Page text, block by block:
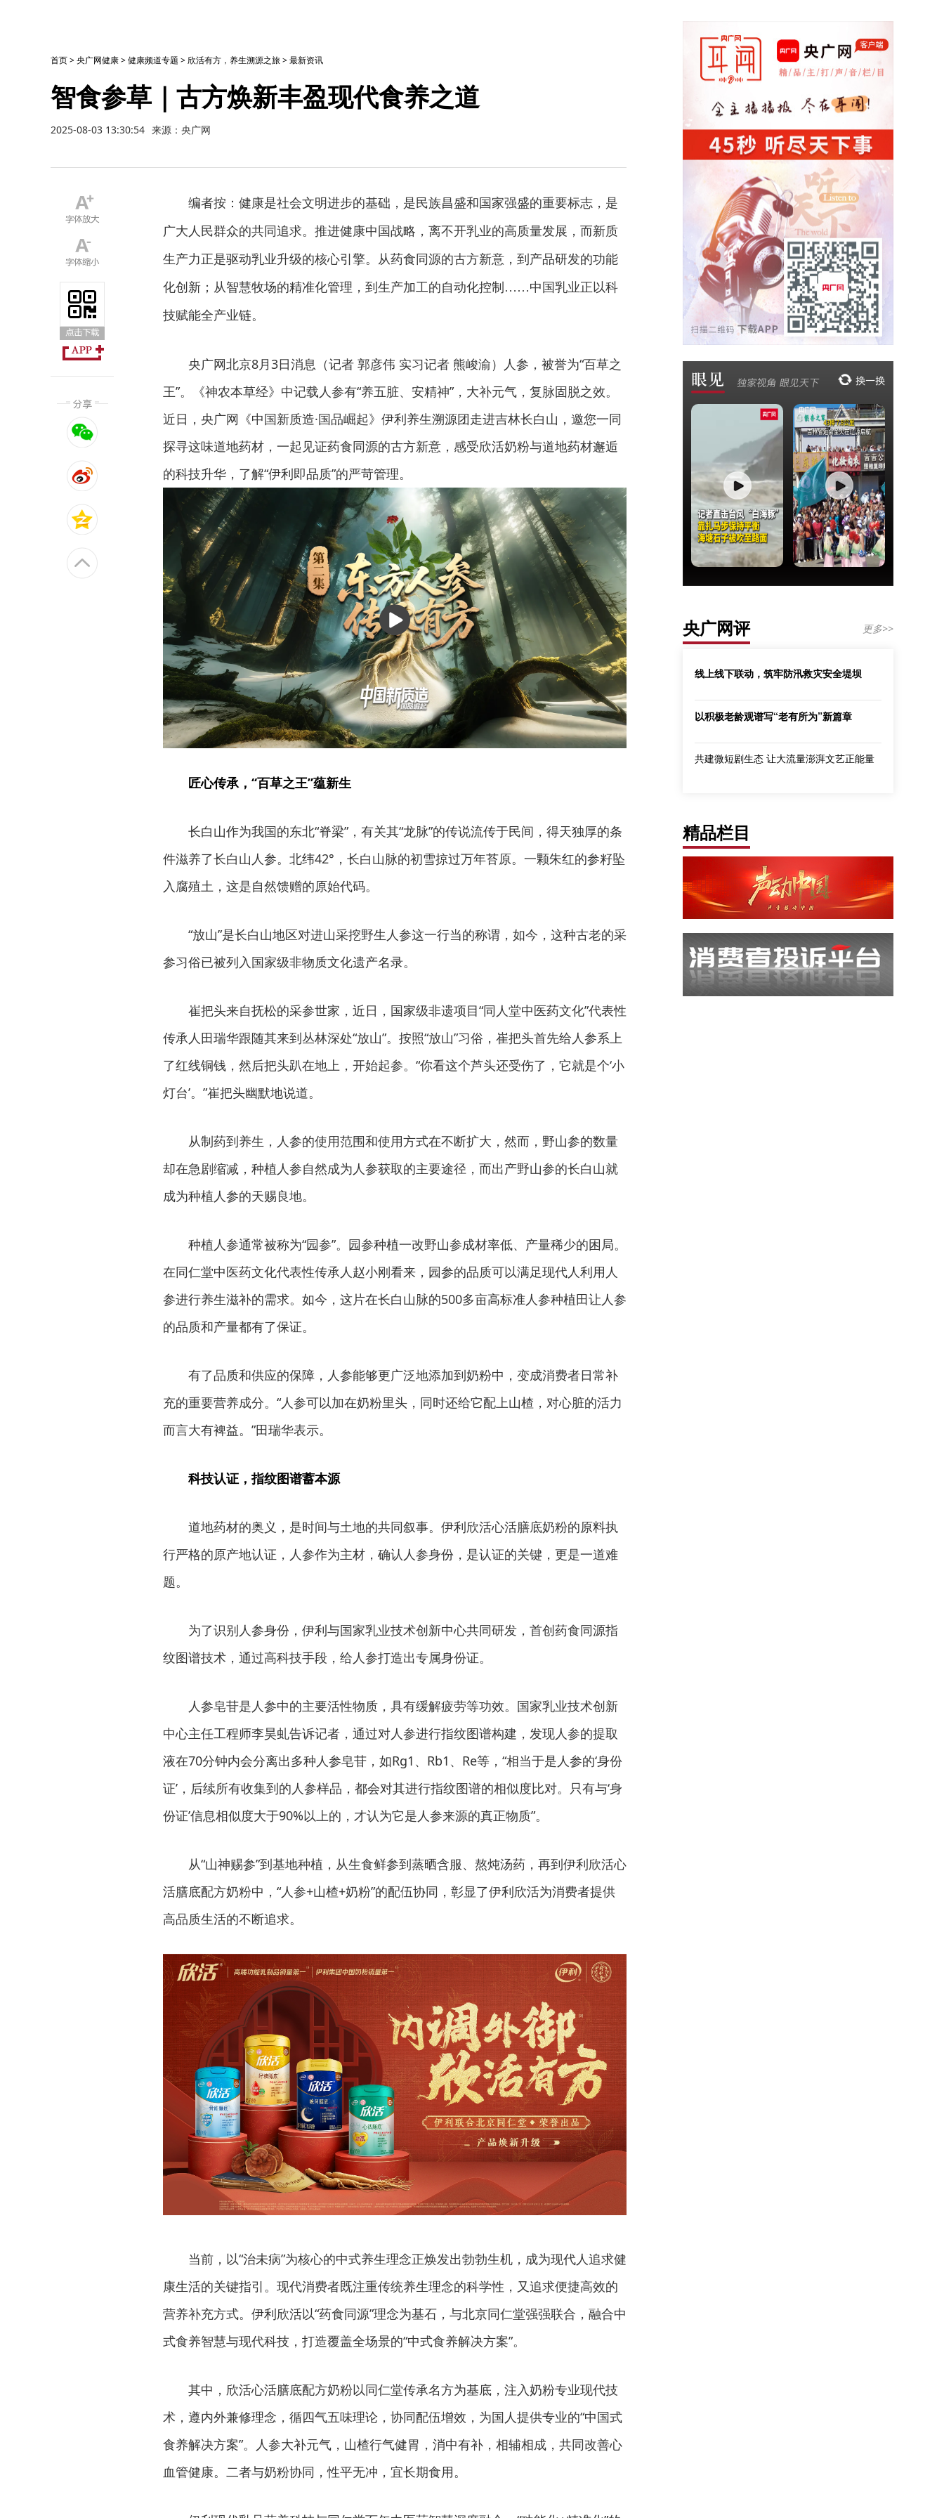
首页>央广网健康>健康频道专题 >欣活有方，养生溯源之旅>最新资讯
智食参草｜古方焕新丰盈现代食养之道
2025-08-03 13:30:54 来源：央广网
编者按：健康是社会文明进步的基础，是民族昌盛和国家强盛的重要标志，是
广大人民群众的共同追求。推进健康中国战略，离不开乳业的高质量发展，而新质
生产力正是驱动乳业升级的核心引擎。从药食同源的古方新意，到产品研发的功能
化创新；从智慧牧场的精准化管理，到生产加工的自动化控制……中国乳业正以科
技赋能全产业链。
央广网北京8月3日消息（记者 郭彦伟 实习记者 熊峻渝）人参，被誉为“百草之
王”。《神农本草经》中记载人参有“养五脏、安精神”，大补元气，复脉固脱之效。
近日，央广网《中国新质造·国品崛起》伊利养生溯源团走进吉林长白山，邀您一同
探寻这味道地药材，一起见证药食同源的古方新意，感受欣活奶粉与道地药材邂逅
的科技升华，了解“伊利即品质”的严苛管理。
播
放
匠心传承，“百草之王”蕴新生
长白山作为我国的东北“脊梁”，有关其“龙脉”的传说流传于民间，得天独厚的条
件滋养了长白山人参。北纬42°，长白山脉的初雪掠过万年苔原。一颗朱红的参籽坠
入腐殖土，这是自然馈赠的原始代码。
“放山”是长白山地区对进山采挖野生人参这一行当的称谓，如今，这种古老的采
参习俗已被列入国家级非物质文化遗产名录。
崔把头来自抚松的采参世家，近日，国家级非遗项目“同人堂中医药文化”代表性
传承人田瑞华跟随其来到丛林深处“放山”。按照“放山”习俗，崔把头首先给人参系上
了红线铜钱，然后把头趴在地上，开始起参。“你看这个芦头还受伤了，它就是个‘小
灯台’。”崔把头幽默地说道。
从制药到养生，人参的使用范围和使用方式在不断扩大，然而，野山参的数量
却在急剧缩减，种植人参自然成为人参获取的主要途径，而出产野山参的长白山就
成为种植人参的天赐良地。
种植人参通常被称为“园参”。园参种植一改野山参成材率低、产量稀少的困局。
在同仁堂中医药文化代表性传承人赵小刚看来，园参的品质可以满足现代人利用人
参进行养生滋补的需求。如今，这片在长白山脉的500多亩高标准人参种植田让人参
的品质和产量都有了保证。
有了品质和供应的保障，人参能够更广泛地添加到奶粉中，变成消费者日常补
充的重要营养成分。“人参可以加在奶粉里头，同时还给它配上山楂，对心脏的活力
而言大有裨益。”田瑞华表示。
科技认证，指纹图谱蓄本源
道地药材的奥义，是时间与土地的共同叙事。伊利欣活心活膳底奶粉的原料执
行严格的原产地认证，人参作为主材，确认人参身份，是认证的关键，更是一道难
题。
为了识别人参身份，伊利与国家乳业技术创新中心共同研发，首创药食同源指
纹图谱技术，通过高科技手段，给人参打造出专属身份证。
人参皂苷是人参中的主要活性物质，具有缓解疲劳等功效。国家乳业技术创新
中心主任工程师李昊虬告诉记者，通过对人参进行指纹图谱构建，发现人参的提取
液在70分钟内会分离出多种人参皂苷，如Rg1、Rb1、Re等，“相当于是人参的‘身份
证’，后续所有收集到的人参样品，都会对其进行指纹图谱的相似度比对。只有与‘身
份证’信息相似度大于90%以上的，才认为它是人参来源的真正物质”。
从“山神赐参”到基地种植，从生食鲜参到蒸晒含服、熬炖汤药，再到伊利欣活心
活膳底配方奶粉中，“人参+山楂+奶粉”的配伍协同，彰显了伊利欣活为消费者提供
高品质生活的不断追求。
当前，以“治未病”为核心的中式养生理念正焕发出勃勃生机，成为现代人追求健
康生活的关键指引。现代消费者既注重传统养生理念的科学性，又追求便捷高效的
营养补充方式。伊利欣活以“药食同源”理念为基石，与北京同仁堂强强联合，融合中
式食养智慧与现代科技，打造覆盖全场景的“中式食养解决方案”。
其中，欣活心活膳底配方奶粉以同仁堂传承名方为基底，注入奶粉专业现代技
术，遵内外兼修理念，循四气五味理论，协同配伍增效，为国人提供专业的“中国式
食养解决方案”。人参大补元气，山楂行气健胃，消中有补，相辅相成，共同改善心
血管健康。二者与奶粉协同，性平无冲，宜长期食用。
央广网评 更多>>
线上线下联动，筑牢防汛救灾安全堤坝
以积极老龄观谱写“老有所为”新篇章
共建微短剧生态 让大流量澎湃文艺正能量
精品栏目